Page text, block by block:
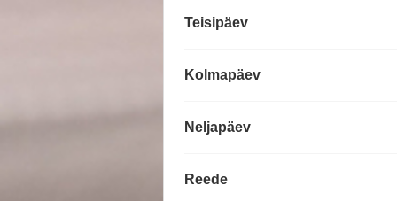
Teisipäev
Kolmapäev
Neljapäev
Reede